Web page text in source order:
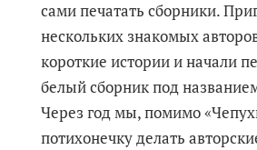
сами печатать сборники.
нескольких знакомых
короткие истории и начали
белый сборник под
Через год мы, помимо
потихонечку делать